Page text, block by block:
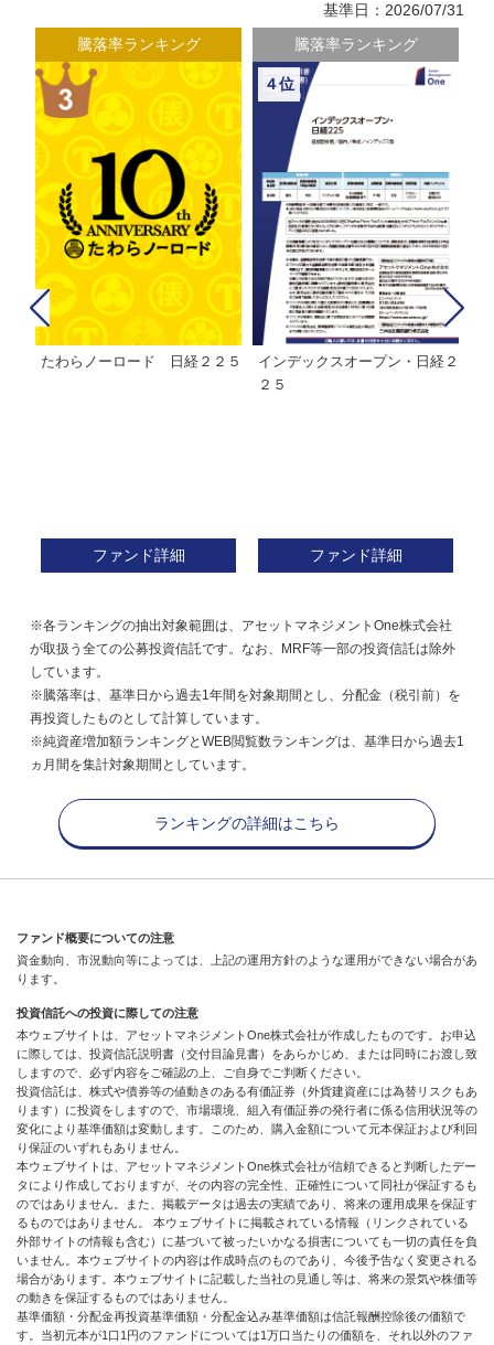
基準日：2026/07/31
騰落率ランキング
たわらノーロード 日経２２５
ファンド詳細
騰落率ランキング
４位
インデックスオープン・日経２
２５
ファンド詳細
※各ランキングの抽出対象範囲は、アセットマネジメントOne株式会社
が取扱う全ての公募投資信託です。なお、MRF等一部の投資信託は除外
しています。
※騰落率は、基準日から過去1年間を対象期間とし、分配金（税引前）を
再投資したものとして計算しています。
※純資産増加額ランキングとWEB閲覧数ランキングは、基準日から過去1
ヵ月間を集計対象期間としています。
ランキングの詳細はこちら
ファンド概要についての注意
資金動向、市況動向等によっては、上記の運用方針のような運用ができない場合があ
ります。
投資信託への投資に際しての注意
本ウェブサイトは、アセットマネジメントOne株式会社が作成したものです。お申込
に際しては、投資信託説明書（交付目論見書）をあらかじめ、または同時にお渡し致
しますので、必ず内容をご確認の上、ご自身でご判断ください。
投資信託は、株式や債券等の値動きのある有価証券（外貨建資産には為替リスクもあ
ります）に投資をしますので、市場環境、組入有価証券の発行者に係る信用状況等の
変化により基準価額は変動します。このため、購入金額について元本保証および利回
り保証のいずれもありません。
本ウェブサイトは、アセットマネジメントOne株式会社が信頼できると判断したデー
タにより作成しておりますが、その内容の完全性、正確性について同社が保証するも
のではありません。また、掲載データは過去の実績であり、将来の運用成果を保証す
るものではありません。 本ウェブサイトに掲載されている情報（リンクされている
外部サイトの情報も含む）に基づいて被ったいかなる損害についても一切の責任を負
いません。本ウェブサイトの内容は作成時点のものであり、今後予告なく変更される
場合があります。本ウェブサイトに記載した当社の見通し等は、将来の景気や株価等
の動きを保証するものではありません。
基準価額・分配金再投資基準価額・分配金込み基準価額は信託報酬控除後の価額で
す。当初元本が1口1円のファンドについては1万口当たりの価額を、それ以外のファ